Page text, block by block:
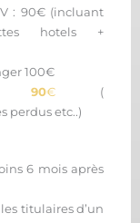
: 90€ (incluant
hotels +
100€
90€(
perdus etc..)
6 mois après
titulaires d’un